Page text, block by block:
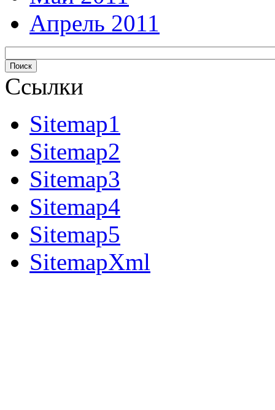
Апрель 2011
Ссылки
Sitemap1
Sitemap2
Sitemap3
Sitemap4
Sitemap5
SitemapXml